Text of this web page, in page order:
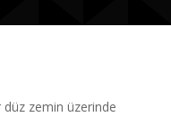
düz zemin üzerinde